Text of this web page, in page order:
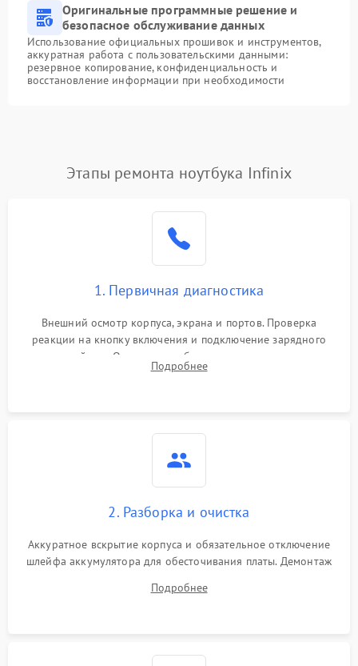
Оригинальные программные решение и
безопасное обслуживание данных
Использование официальных прошивок и инструментов,
аккуратная работа с пользовательскими данными:
резервное копирование, конфиденциальность и
восстановление информации при необходимости
Этапы ремонта ноутбука Infinix
1. Первичная диагностика
Внешний осмотр корпуса, экрана и портов. Проверка
реакции на кнопку включения и подключение зарядного
устройства. Оценка потребления тока с помощью
лабораторного блока питания для локализации проблемы.
Подробнее
2. Разборка и очистка
Аккуратное вскрытие корпуса и обязательное отключение
шлейфа аккумулятора для обесточивания платы. Демонтаж
высохшей термопасты с кристаллов чипов.
Подробнее